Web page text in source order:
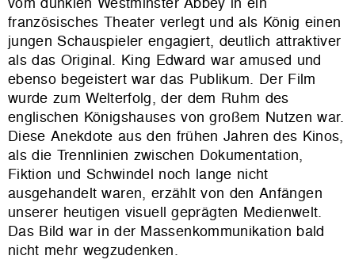
französisches Theater verlegt und als König einen
jungen Schauspieler engagiert, deutlich attraktiver
als das Original. King Edward war amused und
ebenso begeistert war das Publikum. Der Film
wurde zum Welterfolg, der dem Ruhm des
englischen Königshauses von großem Nutzen war.
Diese Anekdote aus den frühen Jahren des Kinos,
als die Trennlinien zwischen Dokumentation,
Fiktion und Schwindel noch lange nicht
ausgehandelt waren, erzählt von den Anfängen
unserer heutigen visuell geprägten Medienwelt.
Das Bild war in der Massenkommunikation bald
nicht mehr wegzudenken.